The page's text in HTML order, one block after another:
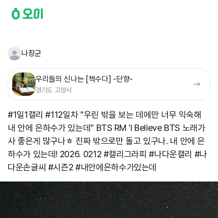
나장군
우리들의 신나는 [책수다] -단향-
경기도 고양시
#1일1캘리 #112일차 "우린 밖을 보는 데에만 너무 익숙해
내 안에 은하수가 있는데" BTS RM 'I Believe BTS 노래가
사 좋은게 많구나ㅎ 진짜 밖으로만 돌고 있구나. 내 안에 은
하수가 있는데! 2026. 0212 #캘리그라피 #나다운캘리 #나
다운손글씨 #시즌2 #내안에은하수가있는데